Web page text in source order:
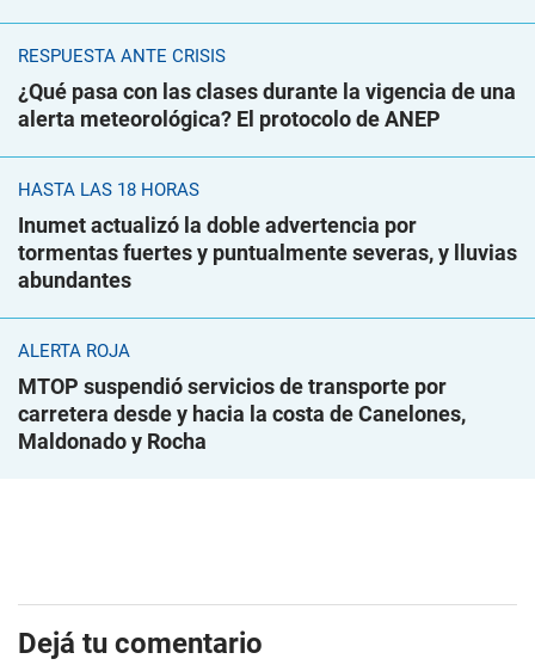
RESPUESTA ANTE CRISIS
¿Qué pasa con las clases durante la vigencia de una
alerta meteorológica? El protocolo de ANEP
HASTA LAS 18 HORAS
Inumet actualizó la doble advertencia por
tormentas fuertes y puntualmente severas, y lluvias
abundantes
ALERTA ROJA
MTOP suspendió servicios de transporte por
carretera desde y hacia la costa de Canelones,
Maldonado y Rocha
Dejá tu comentario